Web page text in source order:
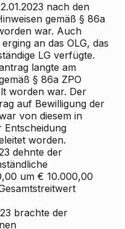
nach den
gemäß § 86a
war. Auch
an das OLG, das
LG verfügte.
langte am
§ 86a ZPO
worden war. Der
auf Bewilligung der
von diesem in
Entscheidung
worden.
dehnte der
um € 10.000,00
brachte der